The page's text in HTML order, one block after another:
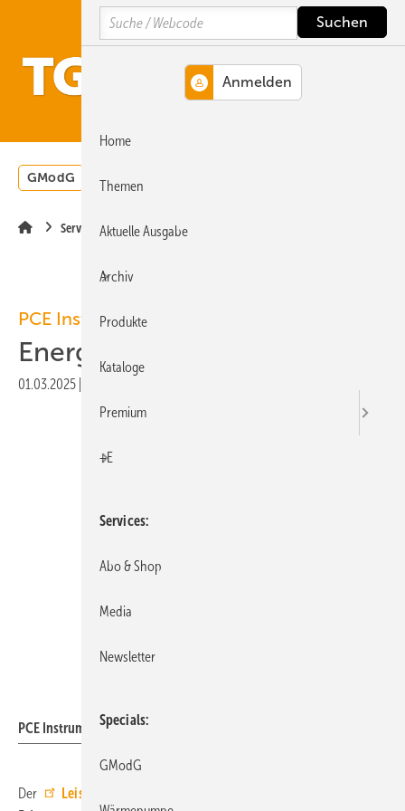
Hauptinhalt
Hauptmenü
SiteSearch
GModG Wärmepumpe
Service
PCE Instruments
Energieüberwachung
01.03.2025
PCE Instruments: Leistungsmesser PCE-PA 6500.
Der Leistungsmesser PCE-PA 6500
Search
Home
Themen
Aktuelle Ausgabe
Archiv
Produkte
Kataloge
Premium
+E
Services
Abo & Shop
Media
Newsletter
Specials
GModG